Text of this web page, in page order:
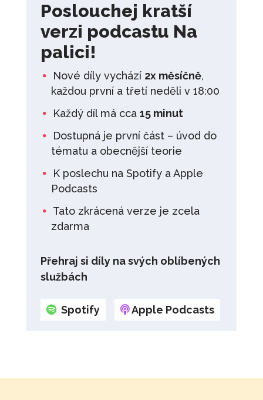
Poslouchej kratší
verzi podcastu Na
palici!
Nové díly vychází 2x měsíčně,
každou první a třetí neděli v 18:00
Každý díl má cca15 minut
Dostupná je první část – úvod do
tématu a obecnější teorie
K poslechu na Spotify a Apple
Podcasts
Tato zkrácená verze je zcela
zdarma
Přehraj si díly na svých oblíbených
službách
Spotify Apple Podcasts